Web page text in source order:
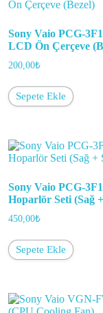
Sony Vaio PCG-
LCD Ön Çerçeve
200,00₺
Sepete Ekle
Sony Vaio PCG-
Hoparlör Seti (Sağ
450,00₺
Sepete Ekle